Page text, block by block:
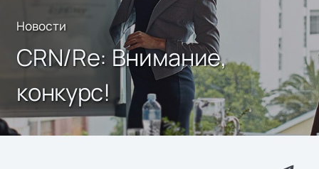
Новости
CRN/Re: Внимание,
конкурс!